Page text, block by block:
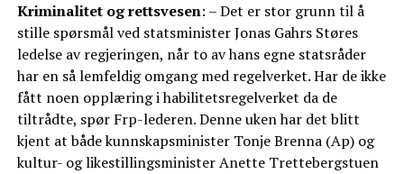
Kriminalitet og rettsvesen: – Det er stor grunn til å
stille spørsmål ved statsminister Jonas Gahrs Støres
ledelse av regjeringen, når to av hans egne statsråder
har en så lemfeldig omgang med regelverket. Har de ikke
fått noen opplæring i habilitetsregelverket da de
tiltrådte, spør Frp-lederen. Denne uken har det blitt
kjent at både kunnskapsminister Tonje Brenna (Ap) og
kultur- og likestillingsminister Anette Trettebergstuen